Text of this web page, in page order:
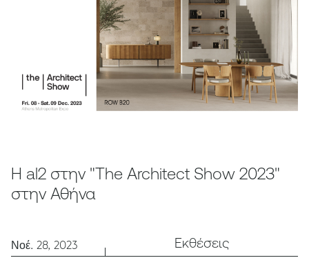
Η al2 στην "The Architect Show 2023"
στην Αθήνα
Νοέ. 28, 2023 Εκθέσεις